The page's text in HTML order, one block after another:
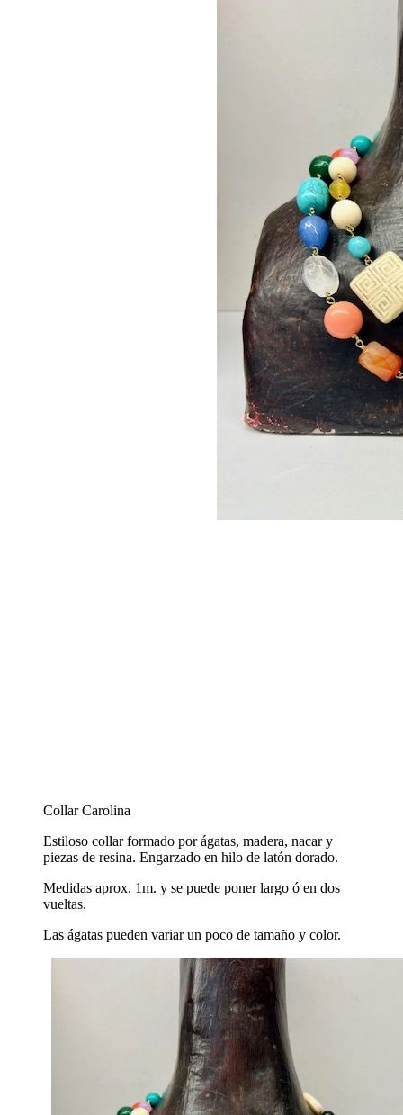
Collar Carolina
Estiloso collar formado por ágatas, madera, nacar y
piezas de resina. Engarzado en hilo de latón dorado.
Medidas aprox. 1m. y se puede poner largo ó en dos
vueltas.
Las ágatas pueden variar un poco de tamaño y color.